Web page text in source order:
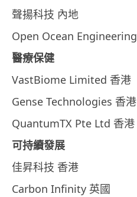
聲揚科技 內地
Open Ocean
醫療保健
VastBiome Limited 香港
Gense Technologies 香港
QuantumTX Pte Ltd 香港
可持續發展
佳昇科技 香港
Carbon Infinity 英國